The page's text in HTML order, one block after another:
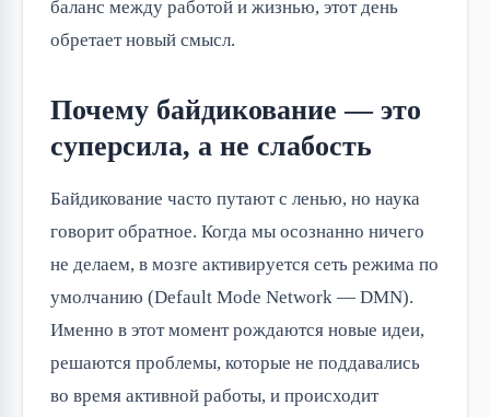
баланс между работой и жизнью, этот день
обретает новый смысл.
Почему байдикование — это
суперсила, а не слабость
Байдикование часто путают с ленью, но наука
говорит обратное. Когда мы осознанно ничего
не делаем, в мозге активируется сеть режима по
умолчанию (Default Mode Network — DMN).
Именно в этот момент рождаются новые идеи,
решаются проблемы, которые не поддавались
во время активной работы, и происходит